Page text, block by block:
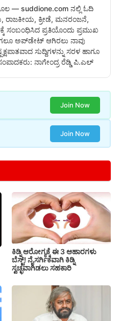
— suddione.com ನಲ್ಲಿ ಓದಿ
ರಾಜಕೀಯ, ಕ್ರೀಡೆ, ಮನರಂಜನೆ,
ಸಂಬಂಧಿಸಿದ ಪ್ರತಿಯೊಂದು ಪ್ರಮುಖ
ಅಪ್‌ಡೇಟ್ ಆಗಿರಲು ನಾವು
ಸುದ್ದಿಗಳನ್ನು ಸರಳ ಹಾಗೂ
ನಾಗೇಂದ್ರ ರೆಡ್ಡಿ ಪಿ.ಎಲ್
Join Now
Join Now
ಕಿಡ್ನಿ ಆರೋಗ್ಯಕ್ಕೆ ಈ 3 ಆಹಾರಗಳು
ಬೆಸ್ಟ್‌! ನೈಸರ್ಗಿಕವಾಗಿ ಕಿಡ್ನಿ
ಸ್ವಚ್ಛವಾಗಿಡಲು ಸಹಕಾರಿ